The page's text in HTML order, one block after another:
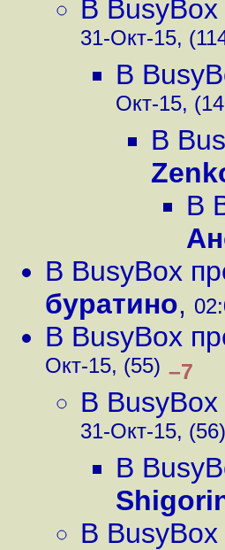
В
31-Окт-15,
В
Окт-15,
В
В
В BusyBox
буратино,
В BusyBox
Окт-15, (55) –7
В
31-Окт-15, (56)
В
В